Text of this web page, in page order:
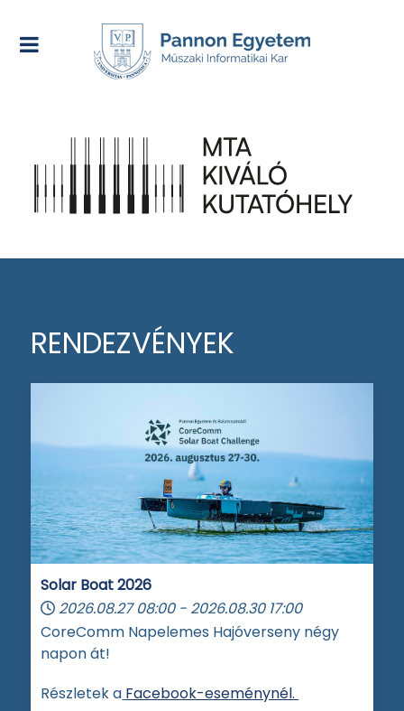
RENDEZVÉNYEK
Solar Boat 2026
2026.08.27 08:00 - 2026.08.30 17:00
CoreComm Napelemes Hajóverseny négy
napon át!
Részletek a Facebook-eseménynél.